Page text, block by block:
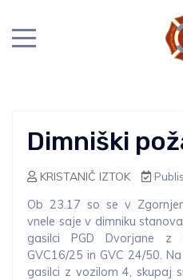
Dimniški
KRISTANIČ IZTOK
Ob 23.17 so se v
vnele saje v dimniku
gasilci PGD Dvorjane z
GVC16/25 in GVC 24/50.
gasilci z vozilom 4, skupaj